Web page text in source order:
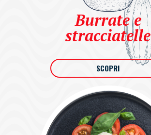
Burrate e
stracciatelle
SCOPRI